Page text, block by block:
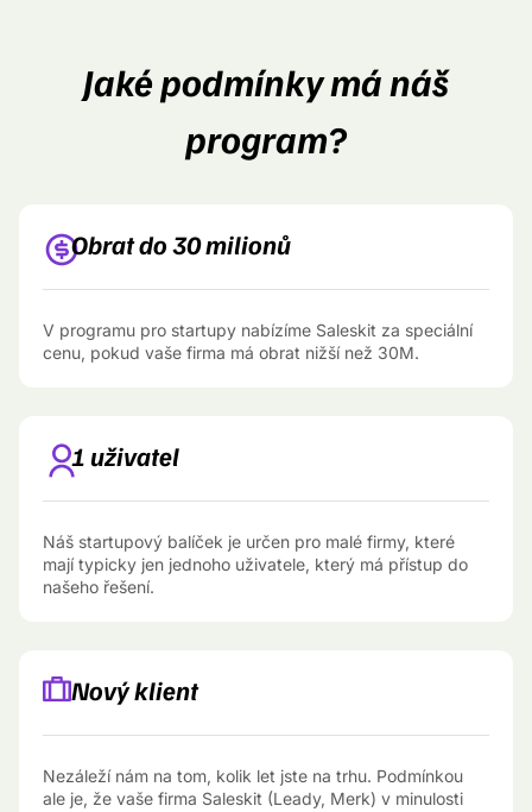
Jaké podmínky má náš
program?
Obrat do 30 milionů
V programu pro startupy nabízíme Saleskit za speciální
cenu, pokud vaše firma má obrat nižší než 30M.
1 uživatel
Náš startupový balíček je určen pro malé firmy, které
mají typicky jen jednoho uživatele, který má přístup do
našeho řešení.
Nový klient
Nezáleží nám na tom, kolik let jste na trhu. Podmínkou
ale je, že vaše firma Saleskit (Leady, Merk) v minulosti